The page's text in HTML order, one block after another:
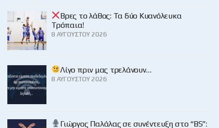
Βρες το λάθος: Τα δύο Κυανόλευκα
Τρόπαια!
8 ΑΥΓΟΎΣΤΟΥ 2026
Λίγο πριν μας τρελάνουν…
8 ΑΥΓΟΎΣΤΟΥ 2026
Γιώργος Παλάλας σε συνέντευξη στο “BS”: